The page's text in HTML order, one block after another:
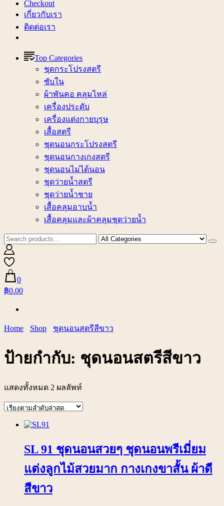
Checkout
เกี่ยวกับเรา
ติดต่อเรา
Top Categories
ชุดกระโปรงสตรี
ซับใน
ผ้าพันคอ คลุมไหล่
เครื่องประดับ
เครื่องแต่งกายบุรุษ
เสื้อสตรี
ชุดนอนกระโปรงสตรี
ชุดนอนกางเกงสตรี
ชุดนอนไม่ได้นอน
ชุดว่ายน้ำสตรี
ชุดว่ายน้ำชาย
เสื้อคลุมอาบน้ำ
เสื้อคลุมและผ้าคลุมชุดว่ายน้ำ
0
฿0.00
Home Shop ชุดนอนสตรีสีขาว
ป้ายกำกับ: ชุดนอนสตรีสีขาว
แสดงทั้งหมด 2 ผลลัพท์
SL 91 ชุดนอนสวยๆ ชุดนอนพรีเมี่ยม
แต่งลูกไม้สวยมาก กางเกงขาสั้น ผ้าดี
สีขาว